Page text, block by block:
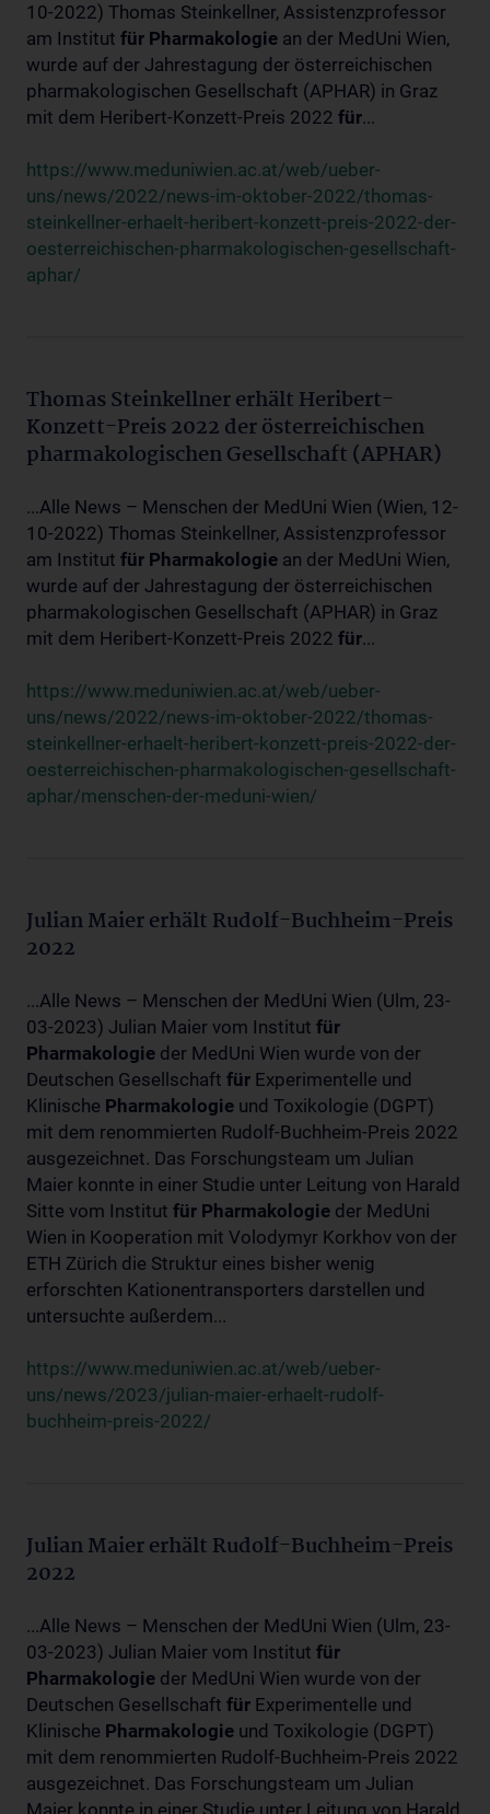
10-2022) Thomas Steinkellner, Assistenzprofessor
am Institut für Pharmakologie an der MedUni Wien,
wurde auf der Jahrestagung der österreichischen
pharmakologischen Gesellschaft (APHAR) in Graz
mit dem Heribert-Konzett-Preis 2022 für...
https://www.meduniwien.ac.at/web/ueber-
uns/news/2022/news-im-oktober-2022/thomas-
steinkellner-erhaelt-heribert-konzett-preis-2022-der-
oesterreichischen-pharmakologischen-gesellschaft-
aphar/
Thomas Steinkellner erhält Heribert-
Konzett-Preis 2022 der österreichischen
pharmakologischen Gesellschaft (APHAR)
...Alle News – Menschen der MedUni Wien (Wien, 12-
10-2022) Thomas Steinkellner, Assistenzprofessor
am Institut für Pharmakologie an der MedUni Wien,
wurde auf der Jahrestagung der österreichischen
pharmakologischen Gesellschaft (APHAR) in Graz
mit dem Heribert-Konzett-Preis 2022 für...
https://www.meduniwien.ac.at/web/ueber-
uns/news/2022/news-im-oktober-2022/thomas-
steinkellner-erhaelt-heribert-konzett-preis-2022-der-
oesterreichischen-pharmakologischen-gesellschaft-
aphar/menschen-der-meduni-wien/
Julian Maier erhält Rudolf-Buchheim-Preis
2022
...Alle News – Menschen der MedUni Wien (Ulm, 23-
03-2023) Julian Maier vom Institut für
Pharmakologie der MedUni Wien wurde von der
Deutschen Gesellschaft für Experimentelle und
Klinische Pharmakologie und Toxikologie (DGPT)
mit dem renommierten Rudolf-Buchheim-Preis 2022
ausgezeichnet. Das Forschungsteam um Julian
Maier konnte in einer Studie unter Leitung von Harald
Sitte vom Institut für Pharmakologie der MedUni
Wien in Kooperation mit Volodymyr Korkhov von der
ETH Zürich die Struktur eines bisher wenig
erforschten Kationentransporters darstellen und
untersuchte außerdem...
https://www.meduniwien.ac.at/web/ueber-
uns/news/2023/julian-maier-erhaelt-rudolf-
buchheim-preis-2022/
Julian Maier erhält Rudolf-Buchheim-Preis
2022
...Alle News – Menschen der MedUni Wien (Ulm, 23-
03-2023) Julian Maier vom Institut für
Pharmakologie der MedUni Wien wurde von der
Deutschen Gesellschaft für Experimentelle und
Klinische Pharmakologie und Toxikologie (DGPT)
mit dem renommierten Rudolf-Buchheim-Preis 2022
ausgezeichnet. Das Forschungsteam um Julian
Maier konnte in einer Studie unter Leitung von Harald